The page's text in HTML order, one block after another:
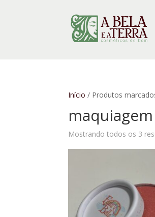
Início / Produtos
Mostrando todos os 3